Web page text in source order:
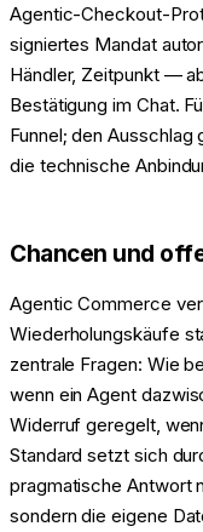
Agentic-Checkout-
signiertes Mandat
Händler, Zeitpunkt —
Bestätigung im Chat.
Funnel; den
die technische
Chancen und
Agentic Commerce
Wiederholungskäufe
zentrale Fragen: Wie
wenn ein Agent
Widerruf geregelt,
Standard setzt sich
pragmatische Antwort
sondern die eigene